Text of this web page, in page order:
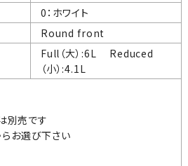
0：ホワイト
Round front
Full（大）:6L Reduced
（小）:4.1L
別売です
お選び下さい